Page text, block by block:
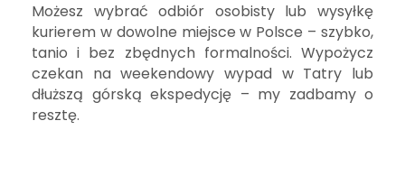
Możesz wybrać odbiór osobisty lub wysyłkę
kurierem w dowolne miejsce w Polsce – szybko,
tanio i bez zbędnych formalności. Wypożycz
czekan na weekendowy wypad w Tatry lub
dłuższą górską ekspedycję – my zadbamy o
resztę.